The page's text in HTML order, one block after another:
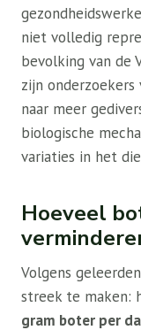
niet volledig
bevolking van de
zijn
naar meer
biologische
variaties in het
Hoeveel
Volgens
streek te maken:
gram boter per